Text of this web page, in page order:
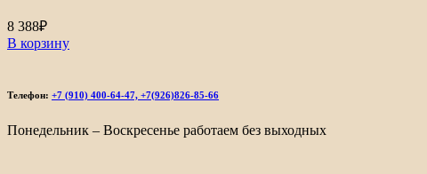
8 388₽
В корзину
Телефон: +7 (910) 400-64-47, +7(926)826-85-66
Понедельник – Воскресенье работаем без выходных